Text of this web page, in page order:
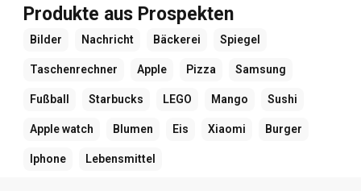
Produkte aus Prospekten
Bilder Nachricht Bäckerei Spiegel
Taschenrechner Apple Pizza Samsung
Fußball Starbucks LEGO Mango Sushi
Apple watch Blumen Eis Xiaomi Burger
Iphone Lebensmittel